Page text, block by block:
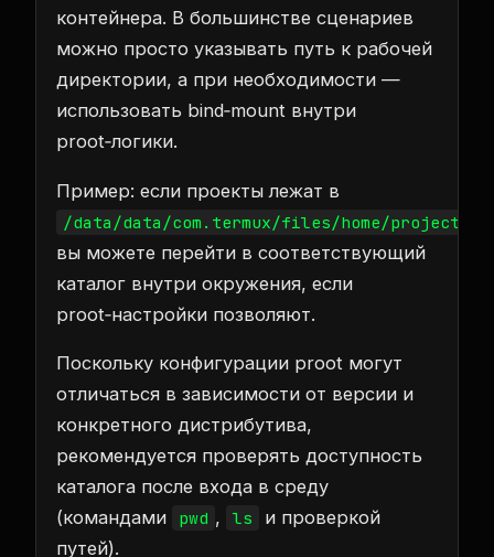
контейнера. В большинстве сценариев
можно просто указывать путь к рабочей
директории, а при необходимости —
использовать bind‑mount внутри
proot‑логики.
Пример: если проекты лежат в
/data/data/com.termux/files/home/projects
вы можете перейти в соответствующий
каталог внутри окружения, если
proot‑настройки позволяют.
Поскольку конфигурации proot могут
отличаться в зависимости от версии и
конкретного дистрибутива,
рекомендуется проверять доступность
каталога после входа в среду
(командами
pwd , ls
и проверкой
путей).